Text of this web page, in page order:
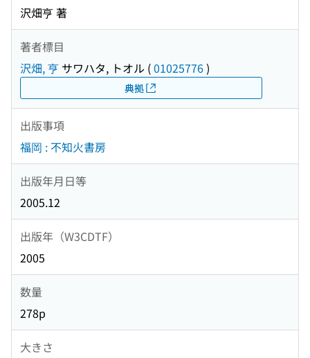
沢畑亨 著
著者標目
沢畑, 亨 サワハタ, トオル (01025776)
典拠
出版事項
福岡 : 不知火書房
出版年月日等
2005.12
出版年（W3CDTF）
2005
数量
278p
大きさ